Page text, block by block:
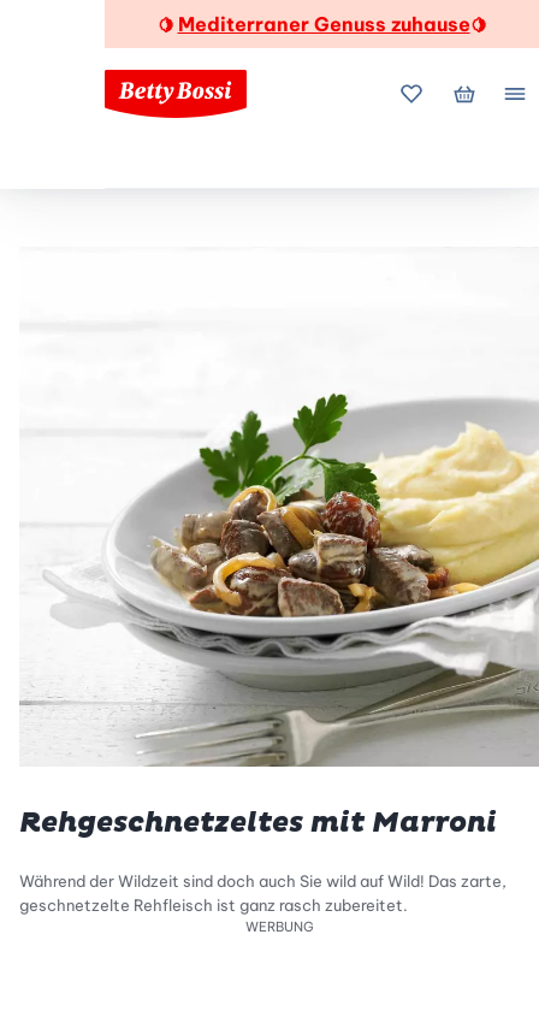
🍋 Mediterraner Genuss zuhause🍋
MeineMein
Rehgeschnetzeltes mit Marroni
Während der Wildzeit sind doch auch Sie wild auf Wild! Das zarte,
geschnetzelte Rehfleisch ist ganz rasch zubereitet.
WERBUNG